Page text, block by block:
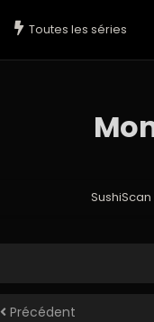
Toutes les séries
SushiScan
Précédent